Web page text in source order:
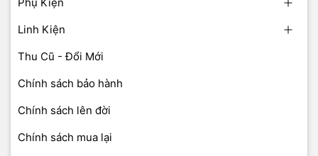
Linh Kiện
Thu Cũ - Đổi Mới
Chính sách bảo hành
Chính sách lên đời
Chính sách mua lại